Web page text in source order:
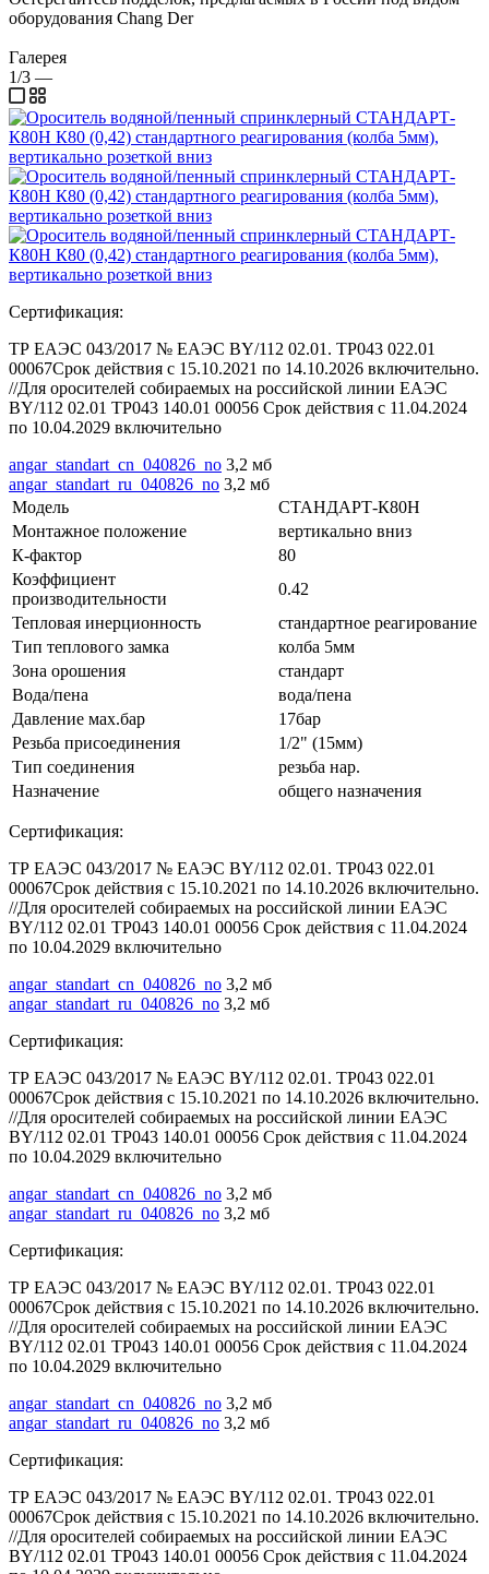
оборудования Chang Der
Галерея
1/3 —
Сертификация:
ТР ЕАЭС 043/2017 № ЕАЭС BY/112 02.01. ТР043 022.01
00067Срок действия с 15.10.2021 по 14.10.2026 включительно.
//Для оросителей собираемых на российской линии ЕАЭС
BY/112 02.01 ТР043 140.01 00056 Срок действия с 11.04.2024
по 10.04.2029 включительно
angar_standart_cn_040826_no 3,2 мб
angar_standart_ru_040826_no 3,2 мб
Модель
СТАНДАРТ-К80Н
Монтажное положение
вертикально вниз
К-фактор
80
Коэффициент
производительности
0.42
Тепловая инерционность
стандартное реагирование
Тип теплового замка
колба 5мм
Зона орошения
стандарт
Вода/пена
вода/пена
Давление мах.бар
17бар
Резьба присоединения
1/2" (15мм)
Тип соединения
резьба нар.
Назначение
общего назначения
Сертификация:
ТР ЕАЭС 043/2017 № ЕАЭС BY/112 02.01. ТР043 022.01
00067Срок действия с 15.10.2021 по 14.10.2026 включительно.
//Для оросителей собираемых на российской линии ЕАЭС
BY/112 02.01 ТР043 140.01 00056 Срок действия с 11.04.2024
по 10.04.2029 включительно
angar_standart_cn_040826_no 3,2 мб
angar_standart_ru_040826_no 3,2 мб
Сертификация:
ТР ЕАЭС 043/2017 № ЕАЭС BY/112 02.01. ТР043 022.01
00067Срок действия с 15.10.2021 по 14.10.2026 включительно.
//Для оросителей собираемых на российской линии ЕАЭС
BY/112 02.01 ТР043 140.01 00056 Срок действия с 11.04.2024
по 10.04.2029 включительно
angar_standart_cn_040826_no 3,2 мб
angar_standart_ru_040826_no 3,2 мб
Сертификация:
ТР ЕАЭС 043/2017 № ЕАЭС BY/112 02.01. ТР043 022.01
00067Срок действия с 15.10.2021 по 14.10.2026 включительно.
//Для оросителей собираемых на российской линии ЕАЭС
BY/112 02.01 ТР043 140.01 00056 Срок действия с 11.04.2024
по 10.04.2029 включительно
angar_standart_cn_040826_no 3,2 мб
angar_standart_ru_040826_no 3,2 мб
Сертификация:
ТР ЕАЭС 043/2017 № ЕАЭС BY/112 02.01. ТР043 022.01
00067Срок действия с 15.10.2021 по 14.10.2026 включительно.
//Для оросителей собираемых на российской линии ЕАЭС
BY/112 02.01 ТР043 140.01 00056 Срок действия с 11.04.2024